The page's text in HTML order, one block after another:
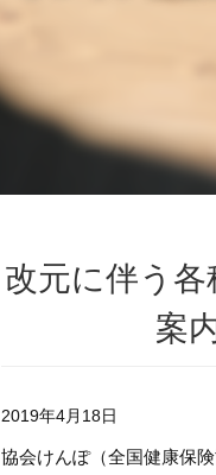
改元に伴う
案
2019年4月18日
協会けんぽ（全国健康保